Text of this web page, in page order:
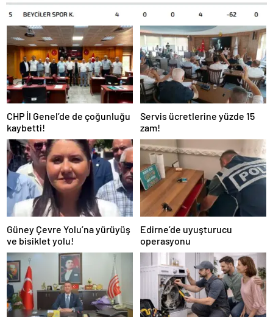
CHP İl Genel’de de çoğunluğu
kaybetti!
Servis ücretlerine yüzde 15
zam!
Güney Çevre Yolu’na yürüyüş
ve bisiklet yolu!
Edirne’de uyuşturucu
operasyonu